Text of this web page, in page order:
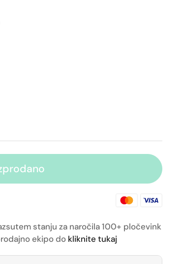
stanju za naročila 100+ pločevink
ekipo do kliknite tukaj